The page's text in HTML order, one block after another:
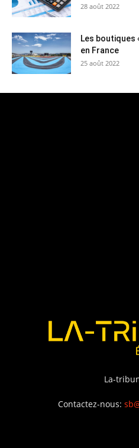
28 août 2022
Les boutiques
en France
25 août 2022
La-
Contactez-nous: